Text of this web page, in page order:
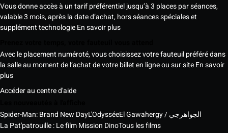
Vous donne accès à un tarif préférentiel jusqu’à 3 places par séances,
valable 3 mois, après la date d’achat, hors séances spéciales et
supplément technologieEn savoir plus
Avec le placement numéroté, vous choisissez votre fauteuil préféré dans
la salle au moment de l’achat de votre billet en ligne ou sur siteEn savoir
plus
Accéder au centre d'aide
Spider-Man: Brand New DayL'Odyssée
El Gawahergy / الجواهرجي
La Pat'patrouille : Le film Mission DinoTous les films